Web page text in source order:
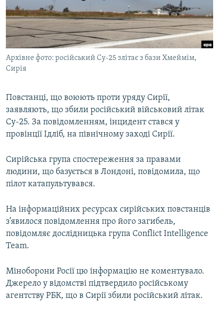
ВІДЕОУРОКИ «ELIFBE»
СВІДЧЕННЯ ОКУПАЦІЇ
УКРАЇНСЬКА ПРОБЛЕМА КРИМУ
ІНФОГРАФІКА
Русский
Qırımtatar
ДОЛУЧАЙСЯ!
Усі сайти RFE/RL
Архівне фото: російський Су-25 злітає з бази Хмеймім,
Сирія
Повстанці, що воюють проти уряду Сирії,
заявляють, що збили російський військовий літак
Су-25. За повідомленням, інцидент стався у
провінції Ідліб, на північному заході Сирії.
Сирійська група спостереження за правами
людини, що базується в Лондоні, повідомила, що
пілот катапультувався.
На інформаційних ресурсах сирійських повстанців
з’явилося повідомлення про його загибель,
повідомляє дослідницька група Conflict Intelligence
Team.
Міноборони Росії цю інформацію не коментувало.
Джерело у відомстві підтвердило російському
агентству РБК, що в Сирії збили російський літак.